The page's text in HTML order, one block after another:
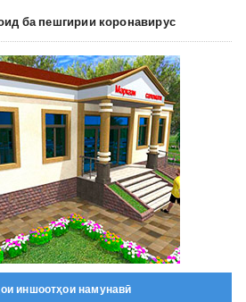
ба пешгирии коронавирус
иншоотҳои намунавӣ